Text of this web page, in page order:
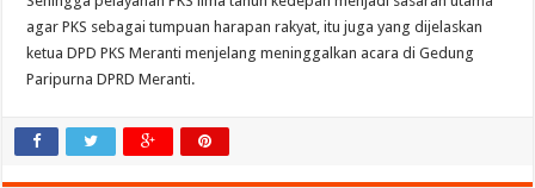
agar PKS sebagai tumpuan harapan rakyat, itu juga yang dijelaskan
ketua DPD PKS Meranti menjelang meninggalkan acara di Gedung
Paripurna DPRD Meranti.